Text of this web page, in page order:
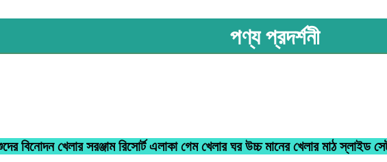
পণ্য প্রদর্শনী
বিনোদন খেলার সরঞ্জাম রিসোর্ট এলাকা গেম খেলার ঘর উচ্চ মানের খেলার মাঠ স্লাইড